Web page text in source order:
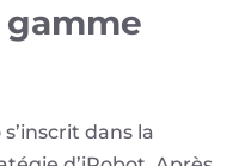
dans la